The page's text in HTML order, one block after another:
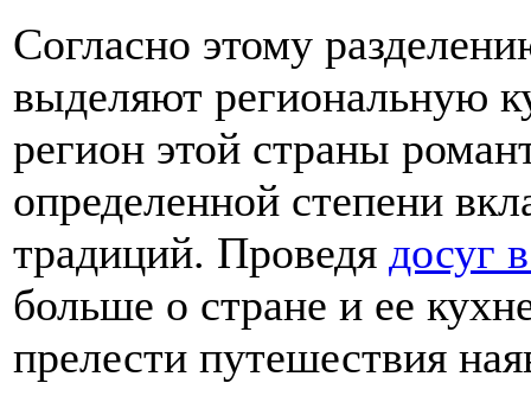
Согласно этому
выделяют региональную
регион этой страны
определенной степени
традиций. Проведя досуг
больше о стране и ее
прелести путешествия